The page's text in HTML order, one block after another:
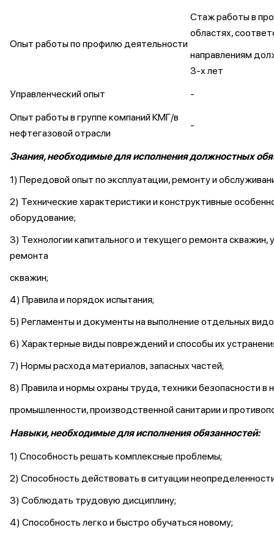
Опыт работы по профилю деятельности
Стаж работы в
областях,
направлениям
3-х лет
Управленческий опыт
-
Опыт работы в группе компаний КМГ/в
нефтегазовой отрасли
-
Знания, необходимые для исполнения должностных
1) Передовой опыт по эксплуатации, ремонту и
2) Технические характеристики и конструктивные
оборудование;
3) Технологии капитального и текущего ремонта скважин,
ремонта
скважин;
4) Правила и порядок испытания;
5) Регламенты и документы на выполнение отдельных
6) Характерные виды повреждений и способы их
7) Нормы расхода материалов, запасных частей;
8) Правила и нормы охраны труда, техники безопасности в
промышленности, производственной санитарии и
Навыки, необходимые для исполнения обязанностей:
1) Способность решать комплексные проблемы;
2) Способность действовать в ситуации
3) Соблюдать трудовую дисциплину;
4) Способность легко и быстро обучаться новому;